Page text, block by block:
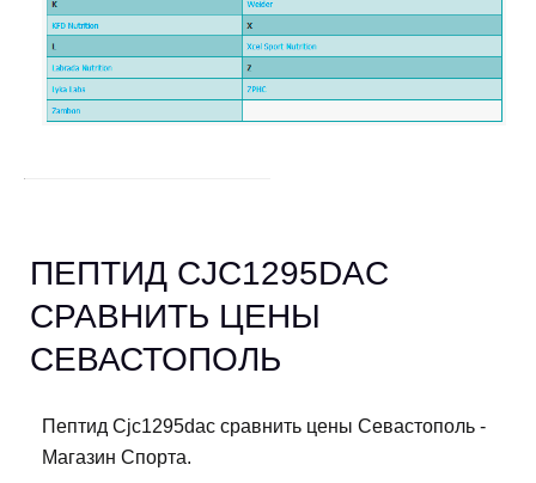
ПЕПТИД CJC1295DAC
СРАВНИТЬ ЦЕНЫ
СЕВАСТОПОЛЬ
Пептид Cjc1295dac сравнить цены Севастополь -
Магазин Спорта.